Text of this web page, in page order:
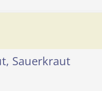
Sauerkraut